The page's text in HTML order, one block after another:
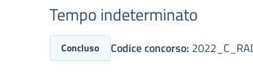
Tempo indeterminato
Concluso Codice concorso: